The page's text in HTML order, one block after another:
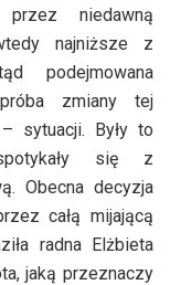
przez niedawną
najniższe z
podejmowana
zmiany tej
sytuacji. Były to
się z
Obecna decyzja
całą mijającą
radna Elżbieta
jaką przeznaczy